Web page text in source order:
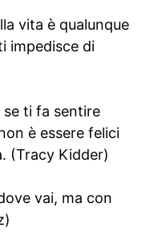
vita è qualunque
impedisce di
se ti fa sentire
è essere felici
(Tracy Kidder)
vai, ma con